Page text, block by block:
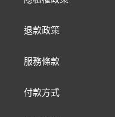
退款政策
服務條款
付款方式